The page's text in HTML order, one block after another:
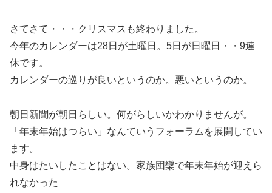
さてさて・・・クリスマスも終わりました。
今年のカレンダーは28日が土曜日。5日が日曜日・・9連
休です。
カレンダーの巡りが良いというのか。悪いというのか。
朝日新聞が朝日らしい。何がらしいかわかりませんが。
「年末年始はつらい」なんていうフォーラムを展開してい
ます。
中身はたいしたことはない。家族団欒で年末年始が迎えら
れなかった